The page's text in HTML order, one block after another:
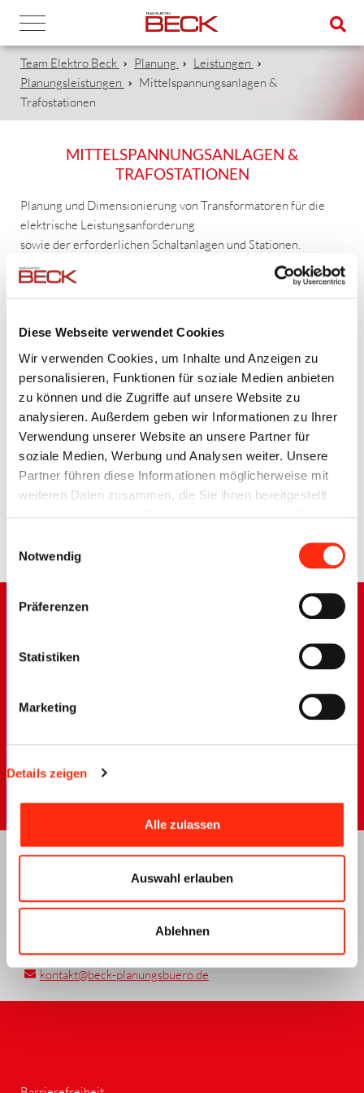
Diese Webseite verwendet Cookies
Wir verwenden Cookies, um Inhalte und Anzeigen zu
personalisieren, Funktionen für soziale Medien anbieten
zu können und die Zugriffe auf unsere Website zu
analysieren. Außerdem geben wir Informationen zu Ihrer
Verwendung unserer Website an unsere Partner für
soziale Medien, Werbung und Analysen weiter. Unsere
Partner führen diese Informationen möglicherweise mit
weiteren Daten zusammen, die Sie ihnen bereitgestellt
Notwendig
Präferenzen
Statistiken
Marketing
Details zeigen
Alle zulassen
Auswahl erlauben
Ablehnen
Team Elektro Beck Planung
Leistungen
Planungsleistungen
Mittelspannungsanlagen &
Trafostationen
MITTELSPANNUNGSANLAGEN &
TRAFOSTATIONEN
Planung und Dimensionierung von Transformatoren für die
elektrische Leistungsanforderung
sowie der erforderlichen Schaltanlagen und Stationen.
PLANUNGEN, ANALYSEN UND
Wir sind Ihr kompetenter Ansprechpartner und helfen Ihnen
Kontakt
Telefon:
0931 3293887-0
E-Mail:
kontakt@beck-planungsbuero.de